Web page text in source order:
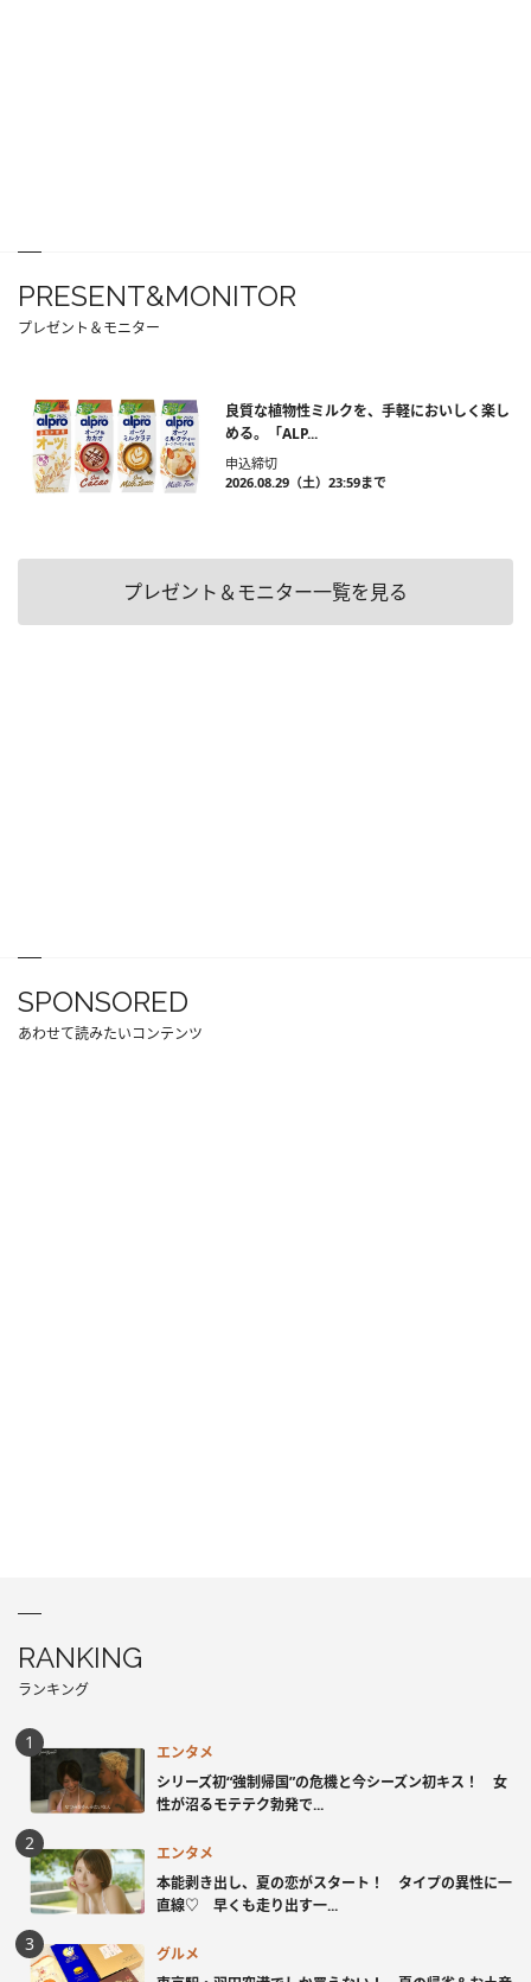
PRESENT&MONITOR
プレゼント＆モニター
良質な植物性ミルクを、手軽においしく楽し
める。「ALP...
申込締切
2026.08.29（土）23:59まで
プレゼント＆モニター一覧を見る
SPONSORED
あわせて読みたいコンテンツ
RANKING
ランキング
エンタメ
シリーズ初“強制帰国”の危機と今シーズン初キス！ 女
性が沼るモテテク勃発で...
エンタメ
本能剥き出し、夏の恋がスタート！ タイプの異性に一
直線♡ 早くも走り出す一...
グルメ